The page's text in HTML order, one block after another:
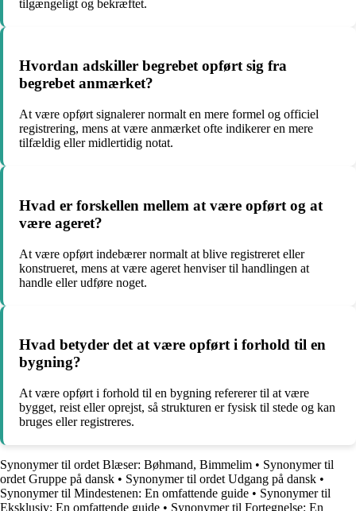
tilgængeligt og bekræftet.
Hvordan adskiller begrebet opført sig fra
begrebet anmærket?
At være opført signalerer normalt en mere formel og officiel
registrering, mens at være anmærket ofte indikerer en mere
tilfældig eller midlertidig notat.
Hvad er forskellen mellem at være opført og at
være ageret?
At være opført indebærer normalt at blive registreret eller
konstrueret, mens at være ageret henviser til handlingen at
handle eller udføre noget.
Hvad betyder det at være opført i forhold til en
bygning?
At være opført i forhold til en bygning refererer til at være
bygget, reist eller oprejst, så strukturen er fysisk til stede og kan
bruges eller registreres.
Synonymer til ordet Blæser: Bøhmand, Bimmelim • Synonymer til
ordet Gruppe på dansk • Synonymer til ordet Udgang på dansk •
Synonymer til Mindestenen: En omfattende guide • Synonymer til
Eksklusiv: En omfattende guide • Synonymer til Fortegnelse: En